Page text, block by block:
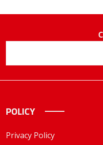
POLICY
Privacy Policy